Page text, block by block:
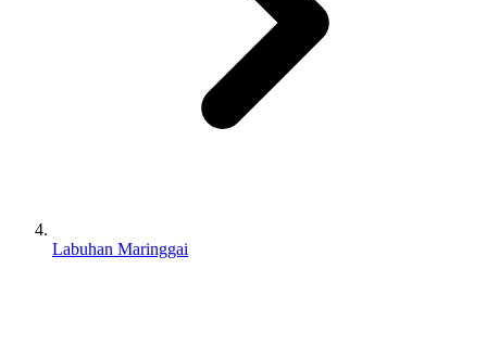
Labuhan Maringgai